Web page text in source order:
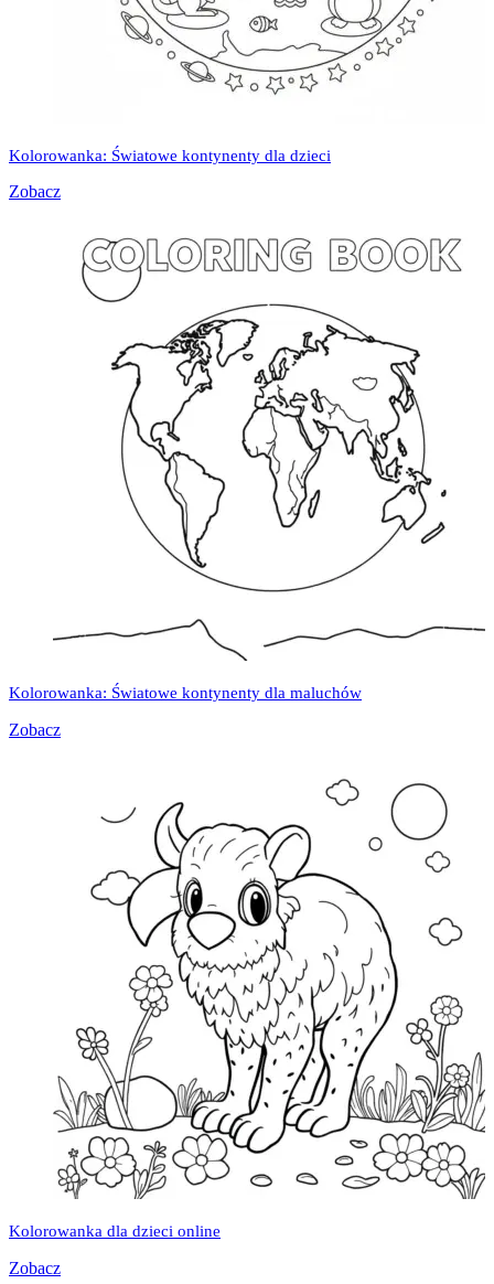
Kolorowanka: Światowe kontynenty dla dzieci
Zobacz
Kolorowanka: Światowe kontynenty dla maluchów
Zobacz
Kolorowanka dla dzieci online
Zobacz